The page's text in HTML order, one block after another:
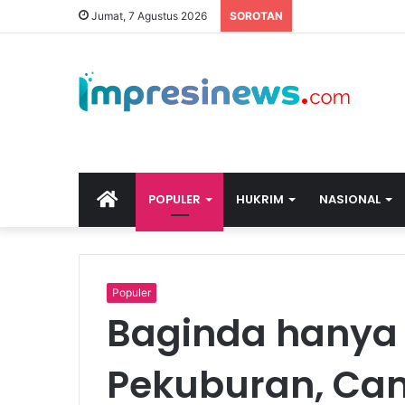
Jumat, 7 Agustus 2026 SOROTAN
HOMEPOPULER HUKRIM NASIONAL
Populer
Baginda
Pekuburan,